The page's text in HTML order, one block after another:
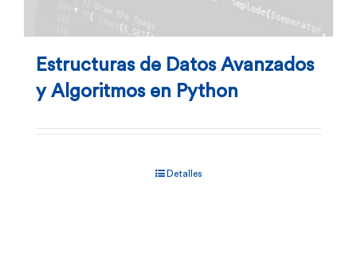
Estructuras de Datos Avanzados
y Algoritmos en Python
Detalles